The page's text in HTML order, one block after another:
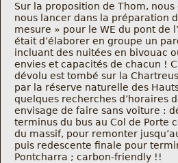
Frais kilométriques
Formation
Infos contact
Nous contacter
Nous trouver
Sur la proposition de Thom, nous
nous lancer dans la préparation
mesure » pour le WE du pont de
était d’élaborer en groupe un
incluant des nuitées en bivouac
envies et capacités de chacun !
dévolu est tombé sur la
par la réserve naturelle des
quelques recherches d’horaires
envisage de faire sans voiture :
terminus du bus au Col de Porte
du massif, pour remonter
puis redescente finale pour
Pontcharra ; carbon-friendly !!